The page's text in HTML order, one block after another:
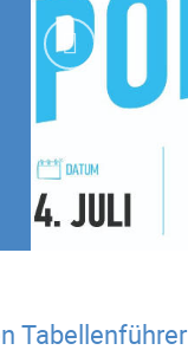
Tabellenführer